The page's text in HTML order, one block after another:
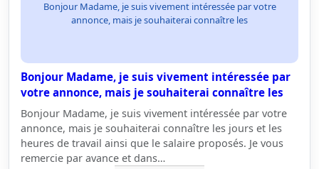
Bonjour Madame, je suis vivement intéressée par votre
annonce, mais je souhaiterai connaître les
Bonjour Madame, je suis vivement intéressée par
votre annonce, mais je souhaiterai connaître les
Bonjour Madame, je suis vivement intéressée par votre
annonce, mais je souhaiterai connaître les jours et les
heures de travail ainsi que le salaire proposés. Je vous
remercie par avance et dans…